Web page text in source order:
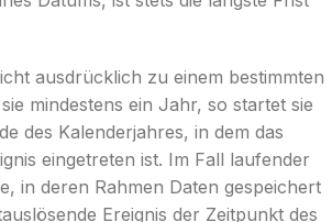
ausdrücklich zu einem bestimmten
mindestens ein Jahr, so startet sie
des Kalenderjahres, in dem das
eingetreten ist. Im Fall laufender
in deren Rahmen Daten gespeichert
Ereignis der Zeitpunkt des